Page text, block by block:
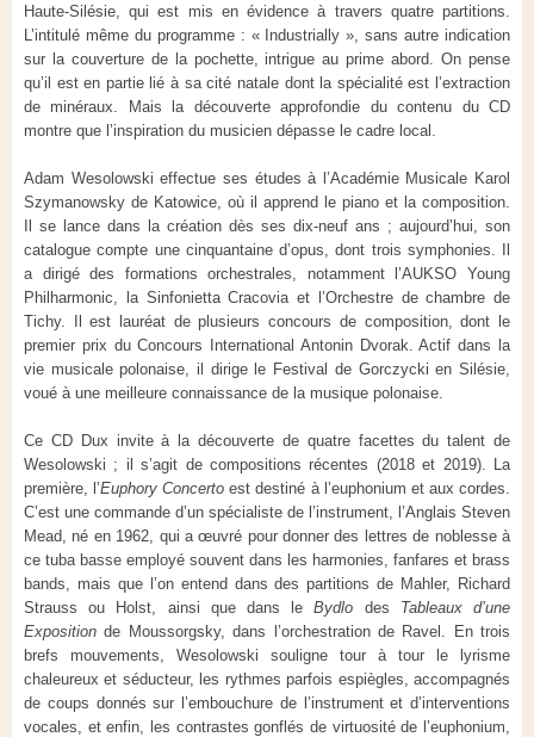
Haute-Silésie, qui est mis en évidence à travers quatre partitions.
L’intitulé même du programme : « Industrially », sans autre indication
sur la couverture de la pochette, intrigue au prime abord. On pense
qu’il est en partie lié à sa cité natale dont la spécialité est l’extraction
de minéraux. Mais la découverte approfondie du contenu du CD
montre que l’inspiration du musicien dépasse le cadre local.
Adam Wesolowski effectue ses études à l’Académie Musicale Karol
Szymanowsky de Katowice, où il apprend le piano et la composition.
Il se lance dans la création dès ses dix-neuf ans ; aujourd’hui, son
catalogue compte une cinquantaine d’opus, dont trois symphonies. Il
a dirigé des formations orchestrales, notamment l’AUKSO Young
Philharmonic, la Sinfonietta Cracovia et l’Orchestre de chambre de
Tichy. Il est lauréat de plusieurs concours de composition, dont le
premier prix du Concours International Antonin Dvorak. Actif dans la
vie musicale polonaise, il dirige le Festival de Gorczycki en Silésie,
voué à une meilleure connaissance de la musique polonaise.
Ce CD Dux invite à la découverte de quatre facettes du talent de
Wesolowski ; il s’agit de compositions récentes (2018 et 2019). La
première, l’Euphory Concerto est destiné à l’euphonium et aux cordes.
C’est une commande d’un spécialiste de l’instrument, l’Anglais Steven
Mead, né en 1962, qui a œuvré pour donner des lettres de noblesse à
ce tuba basse employé souvent dans les harmonies, fanfares et brass
bands, mais que l’on entend dans des partitions de Mahler, Richard
Strauss ou Holst, ainsi que dans leBydlo des Tableaux d’une
Exposition de Moussorgsky, dans l’orchestration de Ravel. En trois
brefs mouvements, Wesolowski souligne tour à tour le lyrisme
chaleureux et séducteur, les rythmes parfois espiègles, accompagnés
de coups donnés sur l’embouchure de l’instrument et d’interventions
vocales, et enfin, les contrastes gonflés de virtuosité de l’euphonium,